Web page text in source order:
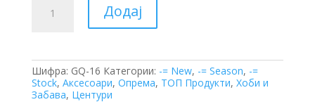
Додај
Шифра: GQ-16 Категории: -= New, -= Season, -=
Stock, Аксесоари, Опрема, ТОП Продукти, Хоби и
Забава, Центури